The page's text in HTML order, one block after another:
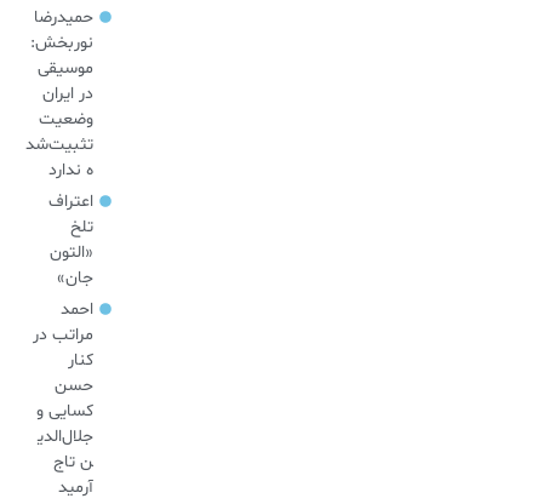
حمیدرضا
نوربخش:
موسیقی
در ایران
وضعیت
تثبیت‌شد
ه ندارد
اعتراف
تلخ
«التون
جان»
احمد
مراتب در
کنار
حسن
کسایی و
جلال‌الدی
ن تاج
آرمید